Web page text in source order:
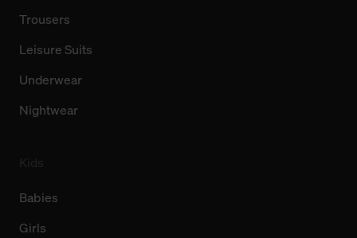
Trousers
Leisure Suits
Underwear
Nightwear
Babies
Girls